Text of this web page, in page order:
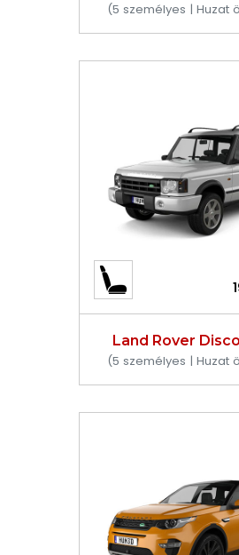
(5 személyes | Huzat
Land Rover
(5 személyes | Huzat